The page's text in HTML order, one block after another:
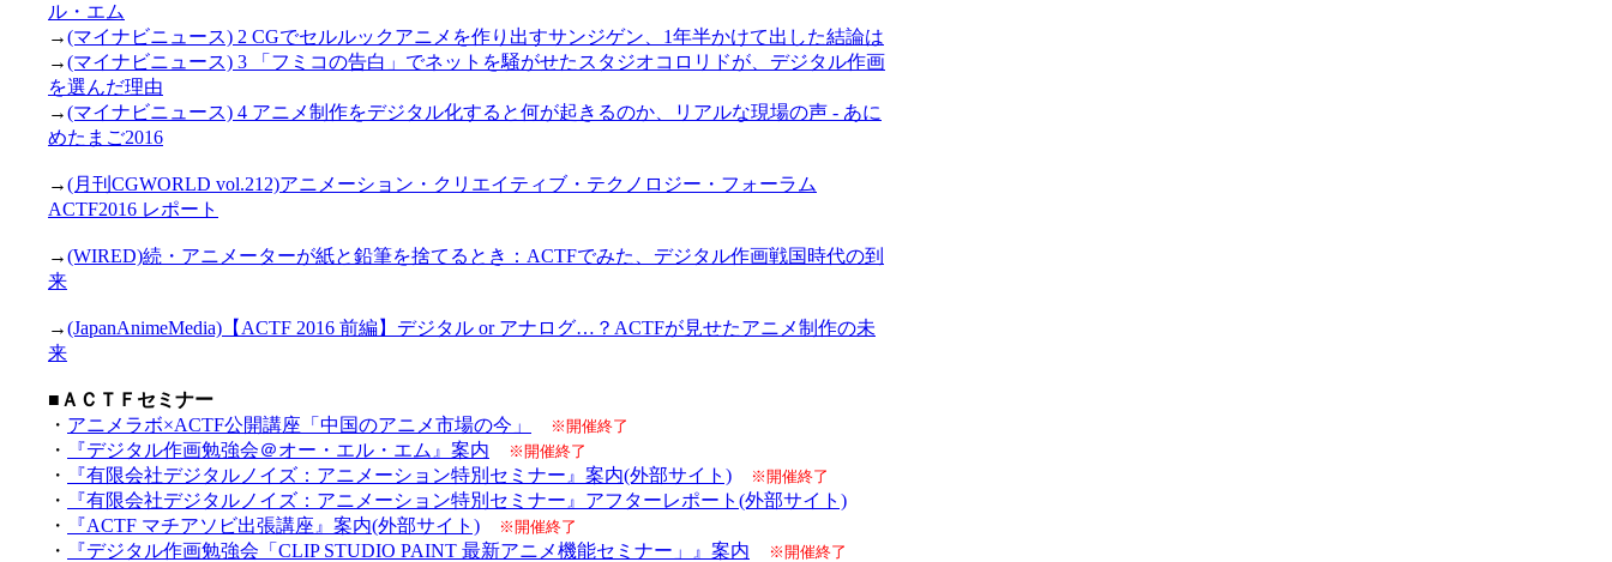
ル・エム
→(マイナビニュース) 2 CGでセルルックアニメを作り出すサンジゲン、1年半かけて出した結論は
→(マイナビニュース) 3 「フミコの告白」でネットを騒がせたスタジオコロリドが、デジタル作画
を選んだ理由
→(マイナビニュース) 4 アニメ制作をデジタル化すると何が起きるのか、リアルな現場の声 - あに
めたまご2016
→(月刊CGWORLD vol.212)アニメーション・クリエイティブ・テクノロジー・フォーラム
ACTF2016 レポート
→(WIRED)続・アニメーターが紙と鉛筆を捨てるとき：ACTFでみた、デジタル作画戦国時代の到
来
→(JapanAnimeMedia)【ACTF 2016 前編】デジタル or アナログ…？ACTFが見せたアニメ制作の未
来
■ＡＣＴＦセミナー
・ アニメラボ×ACTF公開講座「中国のアニメ市場の今」 ※開催終了
・ 『デジタル作画勉強会＠オー・エル・エム』案内 ※開催終了
・ 『有限会社デジタルノイズ：アニメーション特別セミナー』案内(外部サイト) ※開催終了
・
『有限会社デジタルノイズ：アニメーション特別セミナー』アフターレポート(外部サイト)
・
『ACTF マチアソビ出張講座』案内(外部サイト) ※開催終了
・ 『デジタル作画勉強会「CLIP STUDIO PAINT 最新アニメ機能セミナー」』案内 ※開催終了